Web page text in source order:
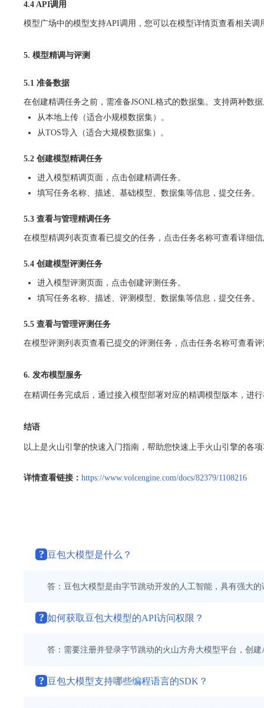
4.4 API调用
模型广场中的模型支持API调用，您可以在模型详情页查看相关调
5. 模型精调与评测
5.1 准备数据
在创建精调任务之前，需准备JSONL格式的数据集。支持两种数
从本地上传（适合小规模数据集）。
从TOS导入（适合大规模数据集）。
5.2 创建模型精调任务
进入模型精调页面，点击创建精调任务。
填写任务名称、描述、基础模型、数据集等信息，提交任务。
5.3 查看与管理精调任务
在模型精调列表页查看已提交的任务，点击任务名称可查看详细
5.4 创建模型评测任务
进入模型评测页面，点击创建评测任务。
填写任务名称、描述、评测模型、数据集等信息，提交任务。
5.5 查看与管理评测任务
在模型评测列表页查看已提交的评测任务，点击任务名称可查看
6. 发布模型服务
在精调任务完成后，通过接入模型部署对应的精调模型版本，进
结语
以上是火山引擎的快速入门指南，帮助您快速上手火山引擎的各
详情查看链接： https://www.volcengine.com/docs/82379/1108216
? 豆包大模型是什么？
答：豆包大模型是由字节跳动开发的人工智能，具有强大
? 如何获取豆包大模型的API访问权限？
答：需要注册并登录字节跳动的火山方舟大模型平台，创
? 豆包大模型支持哪些编程语言的SDK？